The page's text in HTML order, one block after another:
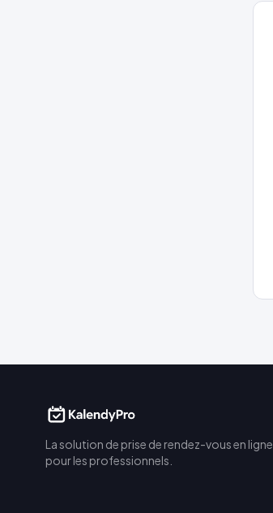
La solution de prise de rendez-vous en ligne
pour les professionnels.